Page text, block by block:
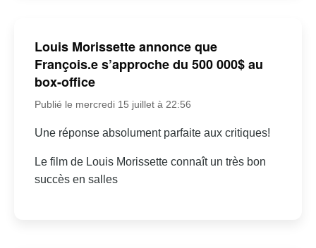
Louis Morissette annonce que
François.e s’approche du 500 000$ au
box-office
Publié le mercredi 15 juillet à 22:56
Une réponse absolument parfaite aux critiques!
Le film de Louis Morissette connaît un très bon
succès en salles